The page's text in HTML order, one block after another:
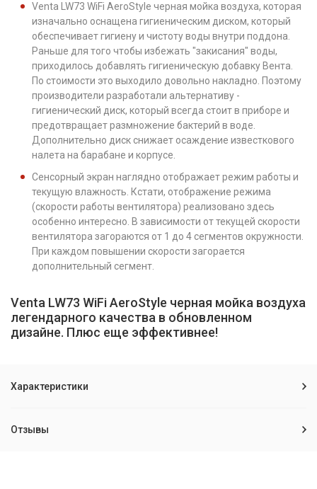
Venta LW73 WiFi AeroStyle черная мойка воздуха, которая
изначально оснащена гигиеническим диском, который
обеспечивает гигиену и чистоту воды внутри поддона.
Раньше для того чтобы избежать "закисания" воды,
приходилось добавлять гигиеническую добавку Вента.
По стоимости это выходило довольно накладно. Поэтому
производители разработали альтернативу -
гигиенический диск, который всегда стоит в приборе и
предотвращает размножение бактерий в воде.
Дополнительно диск снижает осаждение известкового
налета на барабане и корпусе.
Сенсорный экран наглядно отображает режим работы и
текущую влажность. Кстати, отображение режима
(скорости работы вентилятора) реализовано здесь
особенно интересно. В зависимости от текущей скорости
вентилятора загораются от 1 до 4 сегментов окружности.
При каждом повышении скорости загорается
дополнительный сегмент.
Venta LW73 WiFi AeroStyle черная мойка воздуха
легендарного качества в обновленном
дизайне. Плюс еще эффективнее!
Характеристики
Отзывы